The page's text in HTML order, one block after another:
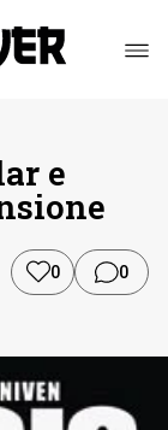
e
0 0